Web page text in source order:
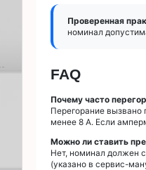
Проверенная
номинал
FAQ
Почему часто
Перегорание вызвано
менее 8 А. Если
Можно ли ставить
Нет, номинал должен
(указано в сервис-